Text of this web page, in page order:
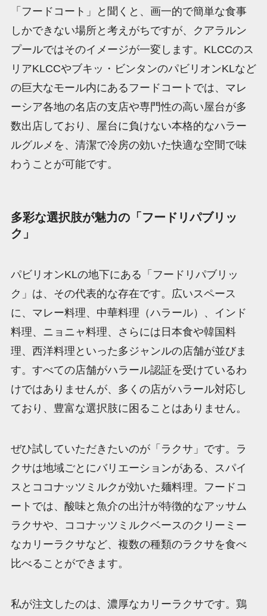
「フードコート」と聞くと、画一的で簡単な食事
しかできない場所と考えがちですが、クアラルン
プールではそのイメージが一変します。KLCCのス
リアKLCCやブキッ・ビンタンのパビリオンKLなど
の巨大なモール内にあるフードコートでは、マレ
ーシア各地の名店の支店や専門性の高い屋台が多
数出店しており、屋台に負けない本格的なハラー
ルグルメを、清潔で冷房の効いた快適な空間で味
わうことが可能です。
多彩な選択肢が魅力の「フードリパブリッ
ク」
パビリオンKLの地下にある「フードリパブリッ
ク」は、その代表的な存在です。広いスペース
に、マレー料理、中華料理（ハラール）、インド
料理、ニョニャ料理、さらには日本食や韓国料
理、西洋料理といった多ジャンルの店舗が並びま
す。すべての店舗がハラール認証を受けているわ
けではありませんが、多くの店がハラール対応し
ており、豊富な選択肢に困ることはありません。
ぜひ試していただきたいのが「ラクサ」です。ラ
クサは地域ごとにバリエーションがある、スパイ
スとココナッツミルクが効いた麺料理。フードコ
ートでは、酸味と魚介の出汁が特徴的なアッサム
ラクサや、ココナッツミルクベースのクリーミー
なカリーラクサなど、複数の種類のラクサを食べ
比べることができます。
私が注文したのは、濃厚なカリーラクサです。鶏